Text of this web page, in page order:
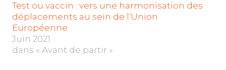
Test ou vaccin : vers une harmonisation des
déplacements au sein de l’Union
Européenne
Juin 2021
dans « Avant de partir »